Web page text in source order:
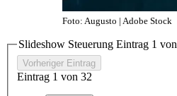
Foto: Augusto | Adobe Stock
Slideshow Steuerung Eintrag 1 von
Vorheriger Eintrag
Eintrag 1 von 32